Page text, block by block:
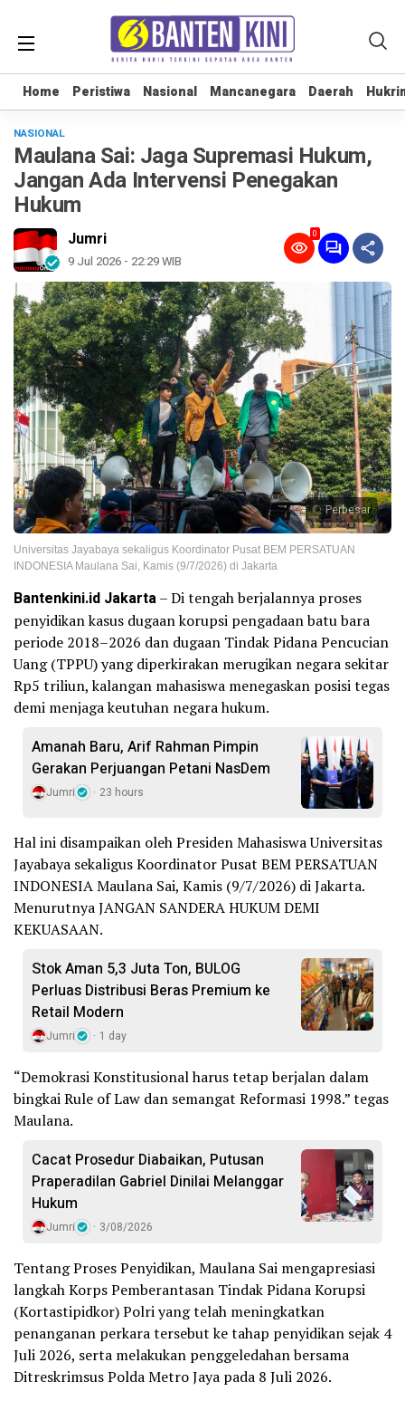
Home Peristiwa Nasional Mancanegara Daerah
Home Peristiwa Nasional Mancanegara Daerah
NASIONAL
Maulana Sai: Jaga Supremasi Hukum,
Jangan Ada Intervensi Penegakan
Hukum
Jumri
9 Jul 2026 - 22:29 WIB
0
Perbesar
Universitas Jayabaya sekaligus Koordinator Pusat BEM PERSATUAN
INDONESIA Maulana Sai, Kamis (9/7/2026) di Jakarta
Bantenkini.id Jakarta– Di tengah berjalannya proses
penyidikan kasus dugaan korupsi pengadaan batu bara
periode 2018–2026 dan dugaan Tindak Pidana Pencucian
Uang (TPPU) yang diperkirakan merugikan negara sekitar
Rp5 triliun, kalangan mahasiswa menegaskan posisi tegas
demi menjaga keutuhan negara hukum.
Amanah Baru, Arif Rahman Pimpin
Gerakan Perjuangan Petani NasDem
Jumri 23 hours
Hal ini disampaikan oleh Presiden Mahasiswa Universitas
Jayabaya sekaligus Koordinator Pusat BEM PERSATUAN
INDONESIA Maulana Sai, Kamis (9/7/2026) di Jakarta.
Menurutnya JANGAN SANDERA HUKUM DEMI
KEKUASAAN.
Stok Aman 5,3 Juta Ton, BULOG
Perluas Distribusi Beras Premium ke
Retail Modern
Jumri 1 day
“Demokrasi Konstitusional harus tetap berjalan dalam
bingkai Rule of Law dan semangat Reformasi 1998.” tegas
Maulana.
Cacat Prosedur Diabaikan, Putusan
Praperadilan Gabriel Dinilai Melanggar
Hukum
Jumri 3/08/2026
Tentang Proses Penyidikan, Maulana Sai mengapresiasi
langkah Korps Pemberantasan Tindak Pidana Korupsi
(Kortastipidkor) Polri yang telah meningkatkan
penanganan perkara tersebut ke tahap penyidikan sejak 4
Juli 2026, serta melakukan penggeledahan bersama
Ditreskrimsus Polda Metro Jaya pada 8 Juli 2026.